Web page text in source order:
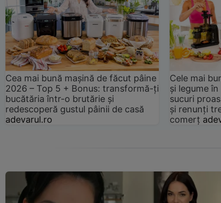
Cea mai bună mașină de făcut pâine
2026 – Top 5 + Bonus: transformă-ți
bucătăria într-o brutărie și
redescoperă gustul pâinii de casă
adevarul.ro
Cele mai
și legume
sucuri
și renunți
comerț